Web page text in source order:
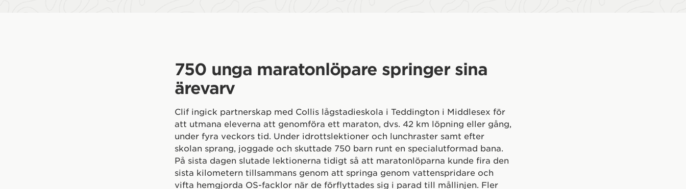
750 unga maratonlöpare springer sina
ärevarv
Clif ingick partnerskap med Collis lågstadieskola i Teddington i Middlesex för
att utmana eleverna att genomföra ett maraton, dvs. 42 km löpning eller gång,
under fyra veckors tid. Under idrottslektioner och lunchraster samt efter
skolan sprang, joggade och skuttade 750 barn runt en specialutformad bana.
På sista dagen slutade lektionerna tidigt så att maratonlöparna kunde fira den
sista kilometern tillsammans genom att springa genom vattenspridare och
vifta hemgjorda OS-facklor när de förflyttades sig i parad till mållinjen. Fler